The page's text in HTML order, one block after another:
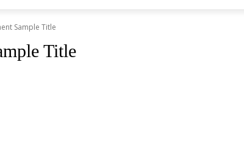
Sample Title
Title